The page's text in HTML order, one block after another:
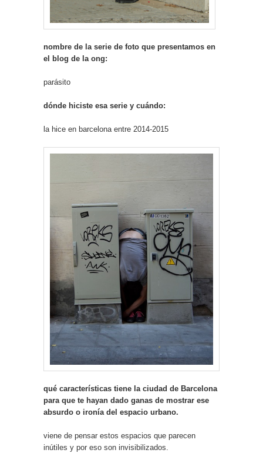
nombre de la serie de foto que presentamos en
el blog de la ong:
parásito
dónde hiciste esa serie y cuándo:
la hice en barcelona entre 2014-2015
qué características tiene la ciudad de Barcelona
para que te hayan dado ganas de mostrar ese
absurdo o ironía del espacio urbano.
viene de pensar estos espacios que parecen
inútiles y por eso son invisibilizados.